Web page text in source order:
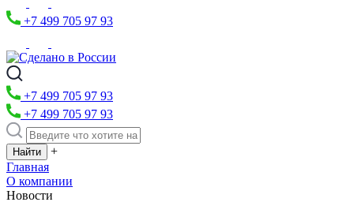
+7 499 705 97 93
+7 499 705 97 93
+7 499 705 97 93
+
Главная
О компании
Новости